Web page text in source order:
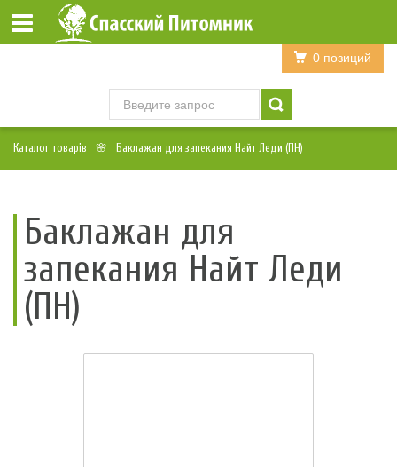
Войти Регистрация
0 позиций
Каталог товарів Баклажан для запекания Найт Леди (ПН)
Баклажан для
запекания Найт Леди
(ПН)